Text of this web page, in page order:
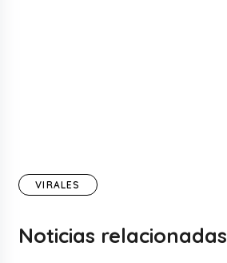
VIRALES
Noticias relacionadas